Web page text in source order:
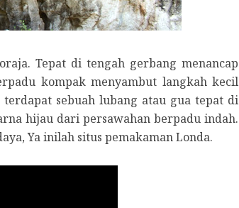
Tepat di tengah gerbang menancap
kompak menyambut langkah kecil
sebuah lubang atau gua tepat di
hijau dari persawahan berpadu indah.
Ya inilah situs pemakaman Londa.